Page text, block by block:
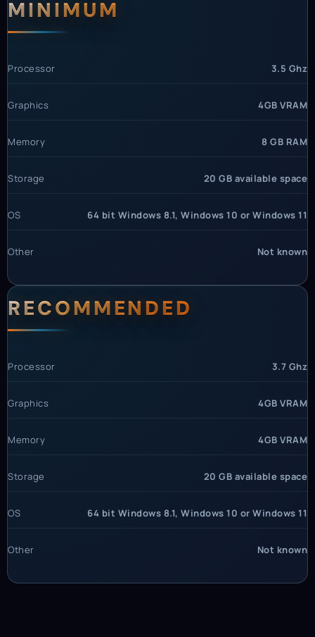
MINIMUM
Processor 3.5 Ghz
Graphics 4GB VRAM
Memory 8 GB RAM
Storage 20 GB available space
OS 64 bit Windows 8.1, Windows 10 or Windows 11
Other Not known
RECOMMENDED
Processor 3.7 Ghz
Graphics 4GB VRAM
Memory 4GB VRAM
Storage 20 GB available space
OS 64 bit Windows 8.1, Windows 10 or Windows 11
Other Not known